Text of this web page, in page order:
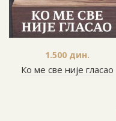
Ко ме све није гласао
1.500 дин.